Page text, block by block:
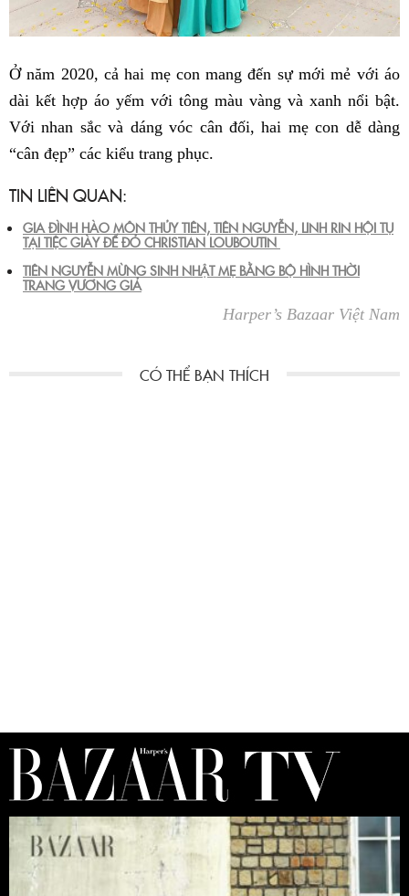
Ở năm 2020, cả hai mẹ con mang đến sự mới mẻ với áo
dài kết hợp áo yếm với tông màu vàng và xanh nổi bật.
Với nhan sắc và dáng vóc cân đối, hai mẹ con dễ dàng
“cân đẹp” các kiểu trang phục.
TIN LIÊN QUAN:
GIA ĐÌNH HÀO MÔN THỦY TIÊN, TIÊN NGUYỄN, LINH RIN HỘI TỤ
TẠI TIỆC GIÀY ĐẾ ĐỎ CHRISTIAN LOUBOUTIN
TIÊN NGUYỄN MỪNG SINH NHẬT MẸ BẰNG BỘ HÌNH THỜI
TRANG VƯƠNG GIẢ
Harper’s Bazaar Việt Nam